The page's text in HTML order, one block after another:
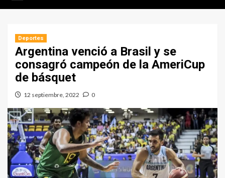
Deportes
Argentina venció a Brasil y se
consagró campeón de la AmeriCup
de básquet
12 septiembre, 2022 0